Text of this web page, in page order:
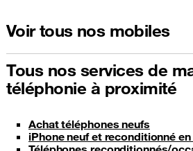
Voir tous nos mobiles
Tous nos services de
téléphonie à proximité
Achat téléphones neufs
iPhone neuf et reconditionné